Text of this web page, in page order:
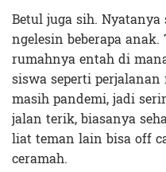
Betul juga sih.
ngelesin beberapa
rumahnya entah di
siswa seperti
masih pandemi, jadi
jalan terik, biasanya
liat teman lain bisa off
ceramah.